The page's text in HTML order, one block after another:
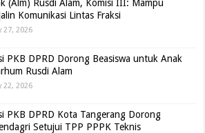
(Alm) Rusdi Alam, Komisi III: Mampu
Komunikasi Lintas Fraksi
27, 2026
PKB DPRD Dorong Beasiswa untuk Anak
Rusdi Alam
22, 2026
PKB DPRD Kota Tangerang Dorong
Setujui TPP PPPK Teknis